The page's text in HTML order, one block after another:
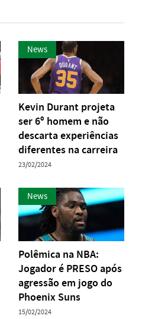
News
Kevin Durant projeta
ser 6º homem e não
descarta experiências
diferentes na carreira
23/02/2024
News
Polêmica na NBA:
Jogador é PRESO após
agressão em jogo do
Phoenix Suns
15/02/2024